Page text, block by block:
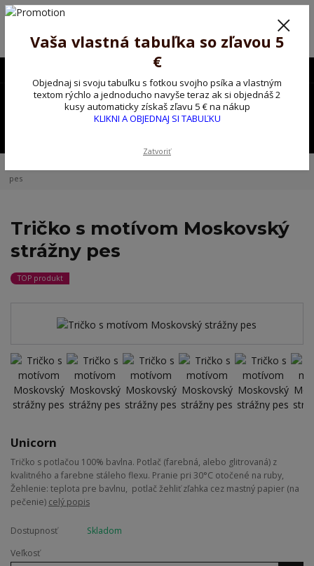
Poprosíme ctených zákazníkov o trpezlivosť, v tomto období máme
Preto sme Vám pripravili malý darček ako ospravedlnenie.
!!! ZĽAVA 5€ na PRVÚ objednávku nad 30€ s kódom pozorpes5 !!!
0,00 EUR
pes
Tričko s motívom Moskovský
strážny pes
TOP produkt
Unicorn
Tričko s potlačou 100% bavlna. Potlač (farebná, alebo glitrovaná) z
kvalitného a farebne stáleho flexu. Pranie pri 30°C otočené na ruby,
Žehlenie: teplota pre bavlnu, potlač žehliť zľahka cez mastný papier (na
pečenie) celý popis
Dostupnosť
Skladom
Veľkosť
Vaša vlastná tabuľka so zľavou 5
€
Objednaj si svoju tabuľku s fotkou svojho psíka a vlastným
textom rýchlo a jednoducho navyše teraz ak si objednáš 2
kusy automaticky získaš zľavu 5 € na nákup
KLIKNI A OBJEDNAJ SI TABUĽKU
Zatvoriť